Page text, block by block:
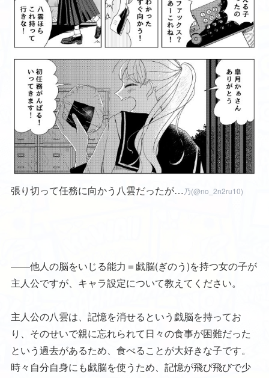
張り切って任務に向かう八雲だったが…乃(@no_2n2ru10)
――他人の脳をいじる能力＝戯脳(ぎのう)を持つ女の子が
主人公ですが、キャラ設定について教えてください。
主人公の八雲は、記憶を消せるという戯脳を持ってお
り、そのせいで親に忘れられて日々の食事が困難だった
という過去があるため、食べることが大好きな子です。
時々自分自身にも戯脳を使うため、記憶が飛び飛びで少